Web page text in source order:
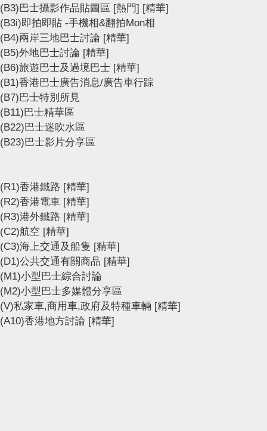
(B3)巴士攝影作品貼圖區 [熱門] [精華]
(B3i)即拍即貼 -手機相&翻拍Mon相
(B4)兩岸三地巴士討論 [精華]
(B5)外地巴士討論 [精華]
(B6)旅遊巴士及過境巴士 [精華]
(B1)香港巴士廣告消息/廣告車行踪
(B7)巴士特別所見
(B11)巴士精華區
(B22)巴士迷吹水區
(B23)巴士影片分享區
(R1)香港鐵路 [精華]
(R2)香港電車 [精華]
(R3)港外鐵路 [精華]
(C2)航空 [精華]
(C3)海上交通及船隻 [精華]
(D1)公共交通有關商品 [精華]
(M1)小型巴士綜合討論
(M2)小型巴士多媒體分享區
(V)私家車,商用車,政府及特種車輛 [精華]
(A10)香港地方討論 [精華]